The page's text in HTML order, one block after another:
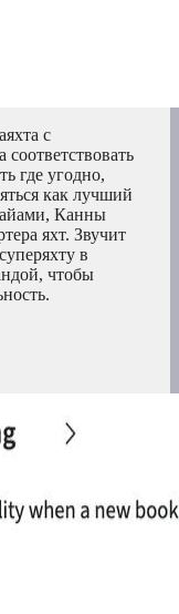
с
где угодно,
как лучший
Канны
яхт. Звучит
в
чтобы